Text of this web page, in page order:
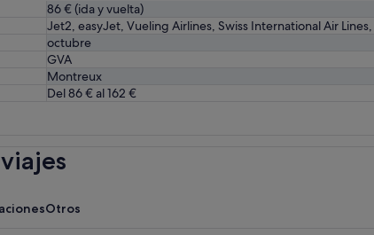
86 € (ida y vuelta)
Jet2, easyJet, Vueling Airlines, Swiss International Air
octubre
GVA
Montreux
Del 86 € al 162 €
Otros